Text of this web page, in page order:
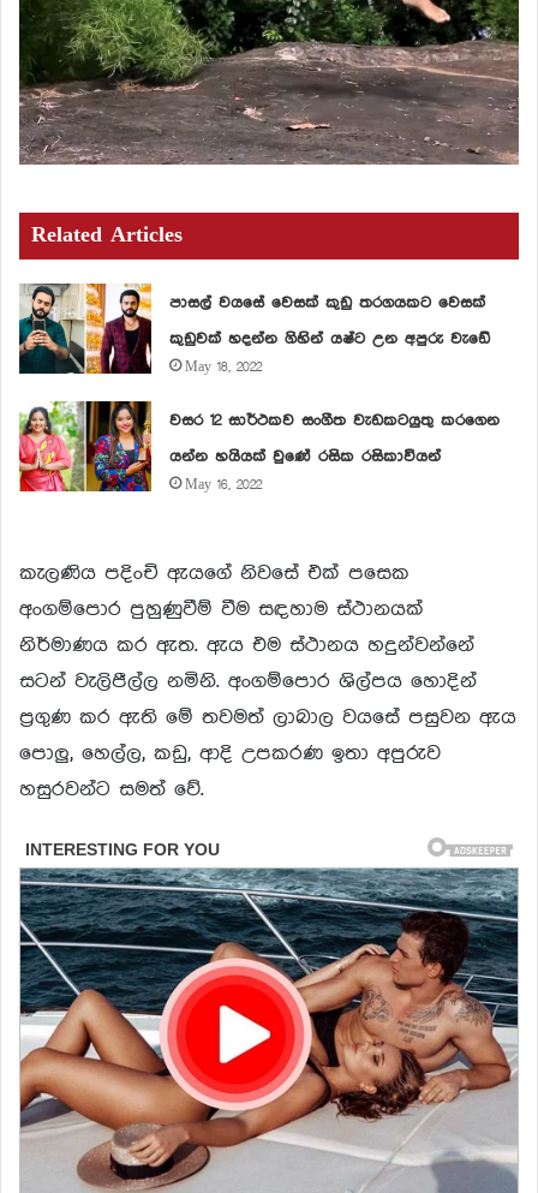
Related Articles
පාසල් වයසේ වෙසක් කුඩු තරගයකට වෙසක්
කුඩුවක් හදන්න ගිහින් යෂ්ට උන අපුරු වැඩේ
May 18, 2022
වසර 12 සාර්ථකව සංගීත වැඩකටයුතු කරගෙන
යන්න හයියක් වුණේ රසික රසිකාවියන්
May 16, 2022
කැලණිය පදිංචි ඇයගේ නිවසේ එක් පසෙක
අංගම්පොර පුහුණුවීම් වීම සඳහාම ස්ථානයක්
නිර්මාණය කර ඇත. ඇය එම ස්ථානය හදුන්වන්නේ
සටන් වැලිපීල්ල නමිනි. අංගම්පොර ශිල්පය හොදින්
ප්‍රගුණ කර ඇති මේ තවමත් ලාබාල වයසේ පසුවන ඇය
පොලු, හෙල්ල, කඩු, ආදි උපකරණ ඉතා අපුරුව
හසුරවන්ට සමත් වේ.